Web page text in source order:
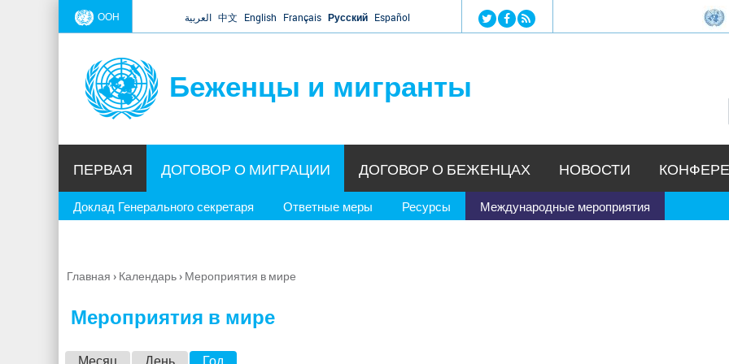
Jump to navigation
ООН العربية 中文 English Français Русский Español
Беженцы и мигранты
ПЕРВАЯ ДОГОВОР О МИГРАЦИИ
Доклад Генерального секретаря Ответные меры Ресурсы Международные мероприятия
ДОГОВОР О БЕЖЕНЦАХ НОВОСТИ
Вы
Главная › Календарь› Мероприятия в мире
Мероприятия в мире